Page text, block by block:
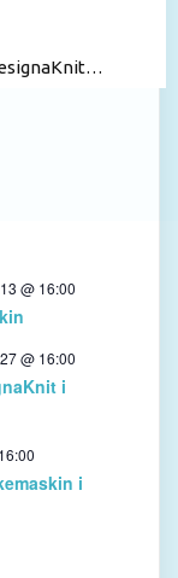
@ 16:00
@ 16:00
i
i